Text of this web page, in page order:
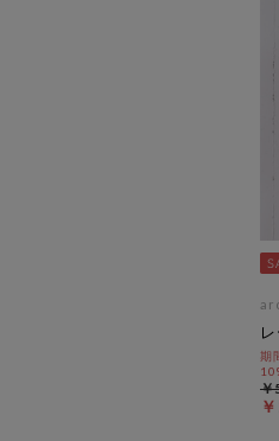
期
￥